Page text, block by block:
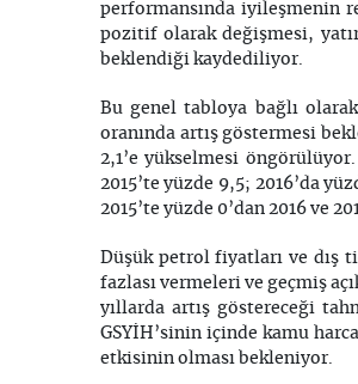
performansında iyileşmenin
pozitif olarak değişmesi,
beklendiği kaydediliyor.
Bu genel tabloya bağlı
oranında artış göstermesi
2,1’e yükselmesi
2015’te yüzde 9,5; 2016’da
2015’te yüzde 0’dan 2016 ve
Düşük petrol fiyatları ve dış
fazlası vermeleri ve geçmiş
yıllarda artış göstereceği
GSYİH’sinin içinde kamu
etkisinin olması bekleniyor.